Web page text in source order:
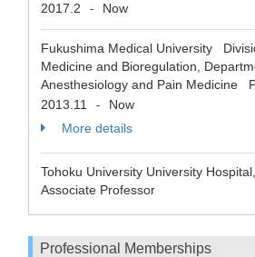
2017.2
- Now
Fukushima Medical University
Medicine and Bioregulation,
Anesthesiology and Pain Medicine
2013.11
-
Now
More details
Tohoku University University
Associate Professor
Professional Memberships